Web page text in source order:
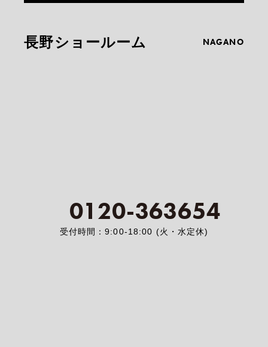
長野ショールーム NAGANO
0120-363654
受付時間：9:00-18:00 (火・水定休)